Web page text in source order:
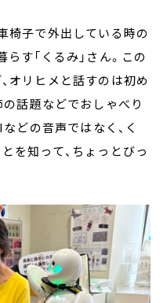
椅子で外出している時の
す「くるみ」さん。この
オリヒメと話すのは初め
の話題などでおしゃべり
どの音声ではなく、く
を知って、ちょっとびっ